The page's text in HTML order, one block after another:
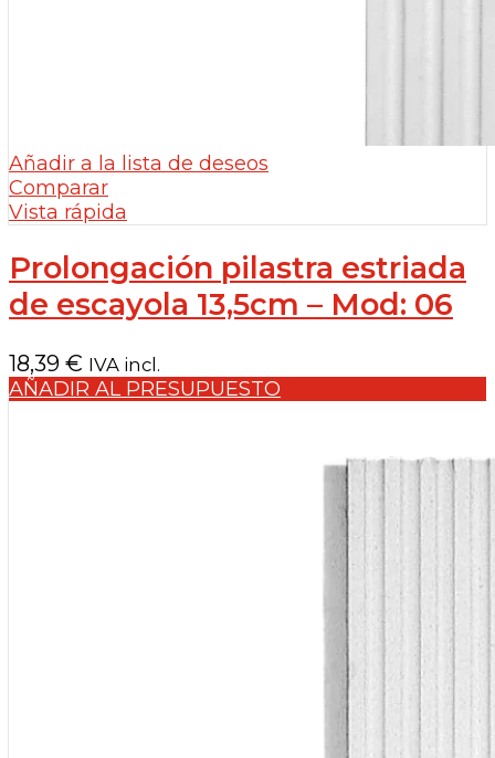
Añadir a la lista de deseos
Comparar
Vista rápida
Prolongación pilastra estriada
de escayola 13,5cm – Mod: 06
18,39 € IVA incl.
AÑADIR AL PRESUPUESTO